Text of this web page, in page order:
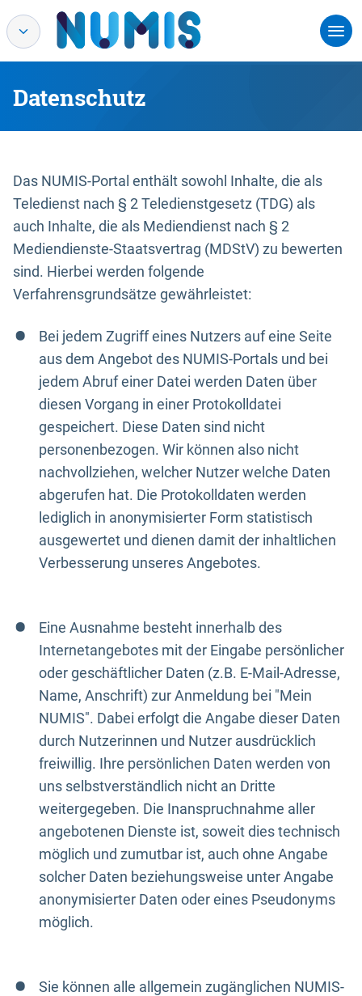
Datenschutz
Das NUMIS-Portal enthält sowohl Inhalte, die als
Teledienst nach § 2 Teledienstgesetz (TDG) als
auch Inhalte, die als Mediendienst nach § 2
Mediendienste-Staatsvertrag (MDStV) zu bewerten
sind. Hierbei werden folgende
Verfahrensgrundsätze gewährleistet:
Bei jedem Zugriff eines Nutzers auf eine Seite
aus dem Angebot des NUMIS-Portals und bei
jedem Abruf einer Datei werden Daten über
diesen Vorgang in einer Protokolldatei
gespeichert. Diese Daten sind nicht
personenbezogen. Wir können also nicht
nachvollziehen, welcher Nutzer welche Daten
abgerufen hat. Die Protokolldaten werden
lediglich in anonymisierter Form statistisch
ausgewertet und dienen damit der inhaltlichen
Verbesserung unseres Angebotes.
Eine Ausnahme besteht innerhalb des
Internetangebotes mit der Eingabe persönlicher
oder geschäftlicher Daten (z.B. E-Mail-Adresse,
Name, Anschrift) zur Anmeldung bei "Mein
NUMIS". Dabei erfolgt die Angabe dieser Daten
durch Nutzerinnen und Nutzer ausdrücklich
freiwillig. Ihre persönlichen Daten werden von
uns selbstverständlich nicht an Dritte
weitergegeben. Die Inanspruchnahme aller
angebotenen Dienste ist, soweit dies technisch
möglich und zumutbar ist, auch ohne Angabe
solcher Daten beziehungsweise unter Angabe
anonymisierter Daten oder eines Pseudonyms
möglich.
Sie können alle allgemein zugänglichen NUMIS-